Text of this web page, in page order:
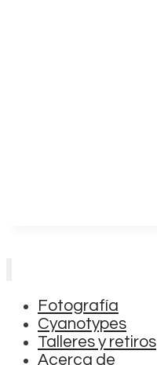
Fotografía
Cyanotypes
Talleres y retiros
Acerca de